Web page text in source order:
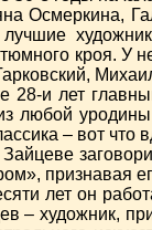
Осмеркина,
кроя. У
28-и лет
любой уродины
– вот что
признавая
лет он
– художник,